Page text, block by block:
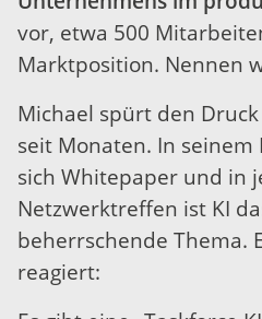
vor, etwa 500
Marktposition. Nennen
Michael spürt den
seit Monaten. In seinem
sich Whitepaper und in
Netzwerktreffen ist KI
beherrschende Thema.
reagiert: